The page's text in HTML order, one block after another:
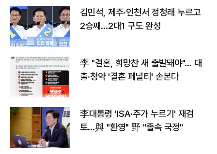
김민석, 제주·인천서 정청래 누르고
2승째…2대1 구도 완성
李 "결혼, 희망찬 새 출발돼야"… 대
출·청약 '결혼 페널티' 손본다
李대통령 'ISA·주가 누르기' 재검
토…與 "환영" 野 "졸속 국정"